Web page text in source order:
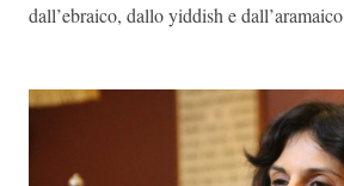
dall’ebraico, dallo yiddish e